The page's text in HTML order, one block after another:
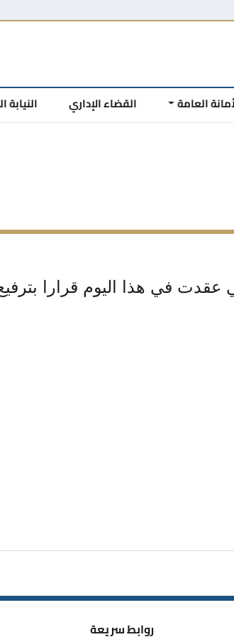
العامة القضاء الإداري النيابة
في هذا اليوم قرارا بترفيع
روابط سريعة